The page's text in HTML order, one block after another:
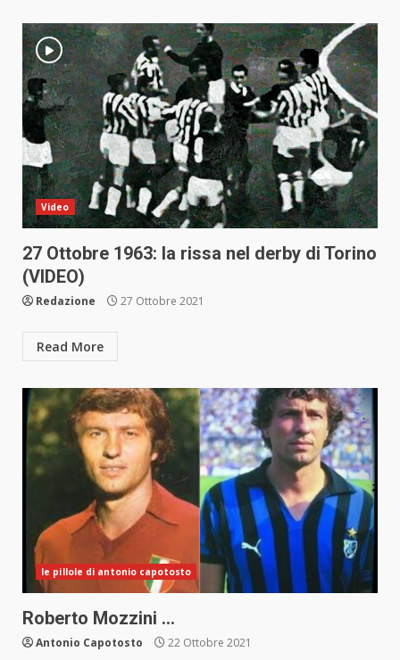
Video
27 Ottobre 1963: la rissa nel derby di Torino
(VIDEO)
Redazione 27 Ottobre 2021
Read More
le pillole di antonio capotosto
Roberto Mozzini …
Antonio Capotosto 22 Ottobre 2021